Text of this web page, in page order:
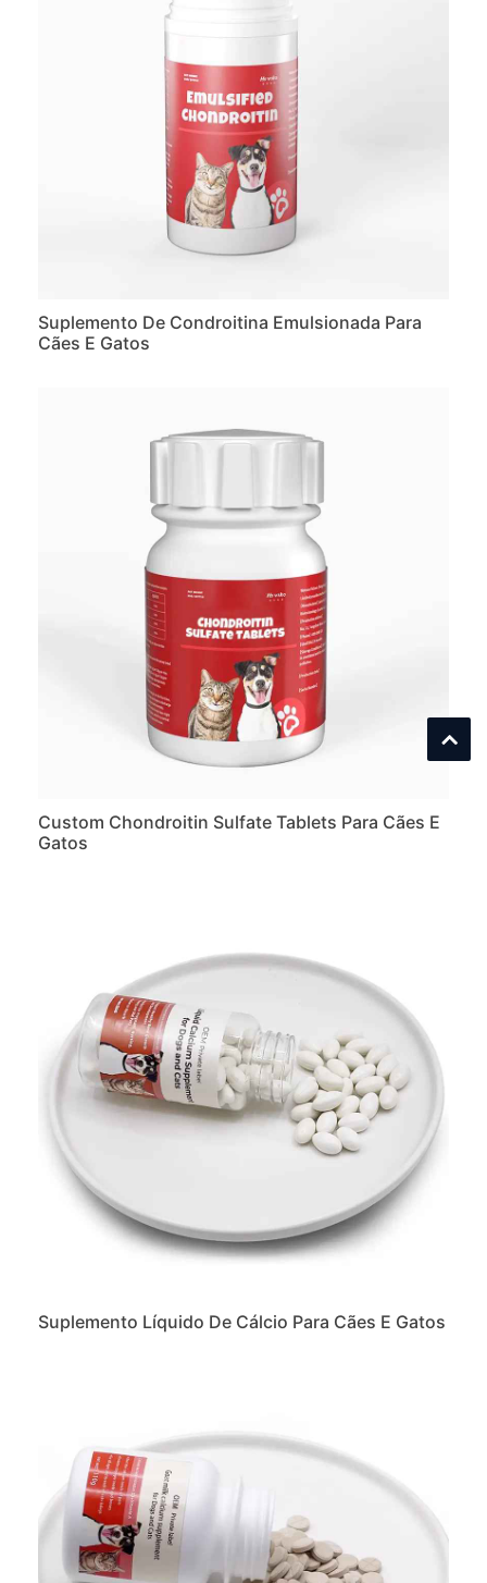
Suplemento De Condroitina Emulsionada Para
Cães E Gatos
Custom Chondroitin Sulfate Tablets Para Cães E
Gatos
Suplemento Líquido De Cálcio Para Cães E Gatos